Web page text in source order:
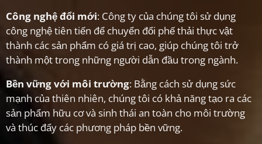
Công nghệ đổi mới: Công ty của chúng tôi sử dụng
công nghệ tiên tiến để chuyển đổi phế thải thực vật
thành các sản phẩm có giá trị cao, giúp chúng tôi trở
thành một trong những người dẫn đầu trong ngành.
Bền vững với môi trường: Bằng cách sử dụng sức
mạnh của thiên nhiên, chúng tôi có khả năng tạo ra các
sản phẩm hữu cơ và sinh thái an toàn cho môi trường
và thúc đẩy các phương pháp bền vững.